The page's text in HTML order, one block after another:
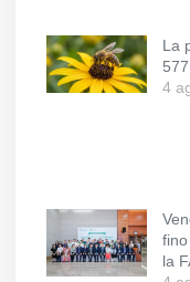
La
4
la